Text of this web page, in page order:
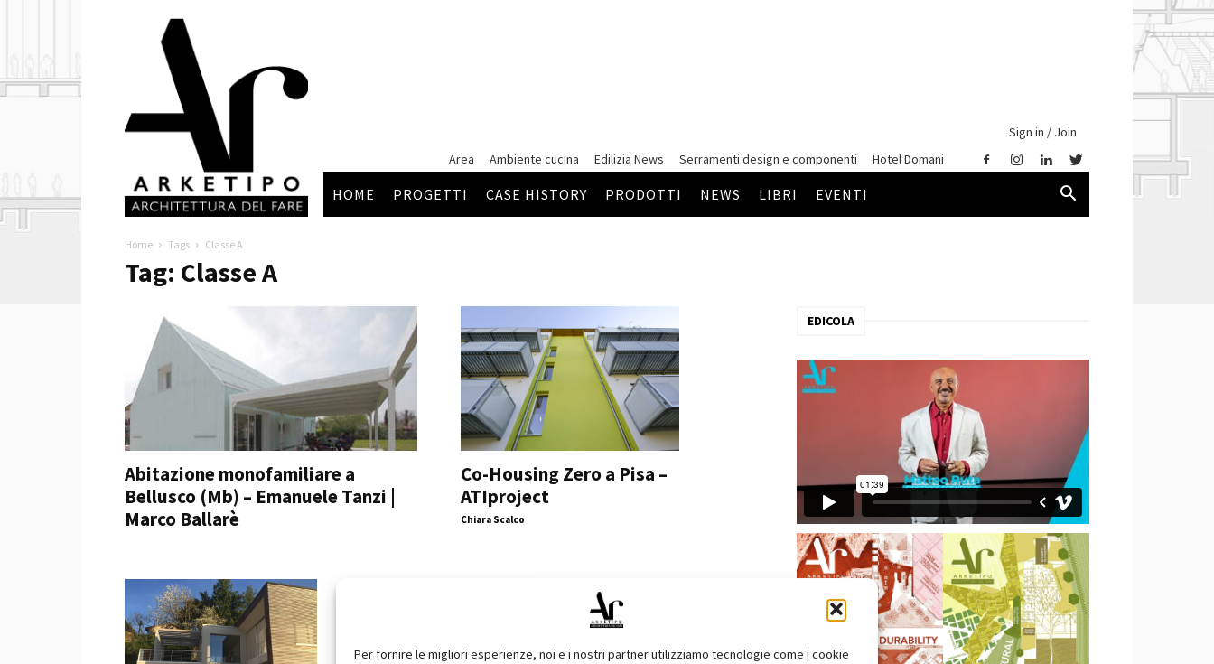
Per fornire le migliori esperienze, noi e i nostri partner utilizziamo tecnologie come i cookie
Arketipo
Sign in / Join
Area
Ambiente cucina Edilizia News Serramenti design e componenti Hotel Domani
HOME PROGETTI CASE HISTORY PRODOTTI NEWS LIBRI EVENTI
Home Tags Classe A
Tag: Classe A
Abitazione monofamiliare a
Bellusco (Mb) – Emanuele Tanzi |
Marco Ballarè
Co-Housing Zero a Pisa –
ATIproject
Chiara Scalco
EDICOLA